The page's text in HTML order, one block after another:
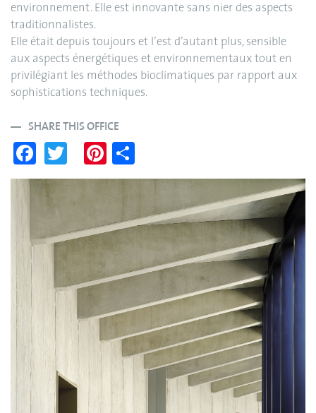
environnement. Elle est innovante sans nier des aspects
traditionnalistes.
Elle était depuis toujours et l’est d’autant plus, sensible
aux aspects énergétiques et environnementaux tout en
privilégiant les méthodes bioclimatiques par rapport aux
sophistications techniques.
SHARE THIS OFFICE
Fa
ce
bo
ok
wi
Pi
nt
es
t
ha